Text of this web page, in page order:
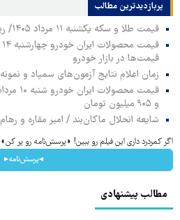
پربازدیدترین‌ مطالب
قیمت طلا و سکه یکشنبه ۱۱ مرداد ۱۴۰۵/ ریزش سنگین سکه امامی
قیمت‌ها در بازار خودرو
زمان اعلام نتایج آزمون‌های سمپاد و
و ۹۰۵ میلیون تومان
شایعه انحلال ماکان‌بند / امیر مقاره و
اگر کمردرد داری این فیلم رو ببین! ◗پرسش‌نامه رو پر کن◖
◂پرسش‌نامه▸
مطالب پیشنهادی